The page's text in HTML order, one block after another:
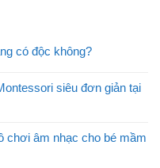
có độc không?
siêu đơn giản tại
chơi âm nhạc cho bé mầm